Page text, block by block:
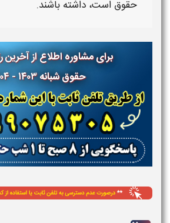
حقوق است، داشته باشند.
برای مشاوره اطلاع از آخرین
حقوق شبانه ۱۴۰۳ - ۱۴۰۴